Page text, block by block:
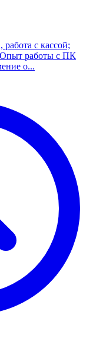
с кассой;
Опыт работы с ПК
о...